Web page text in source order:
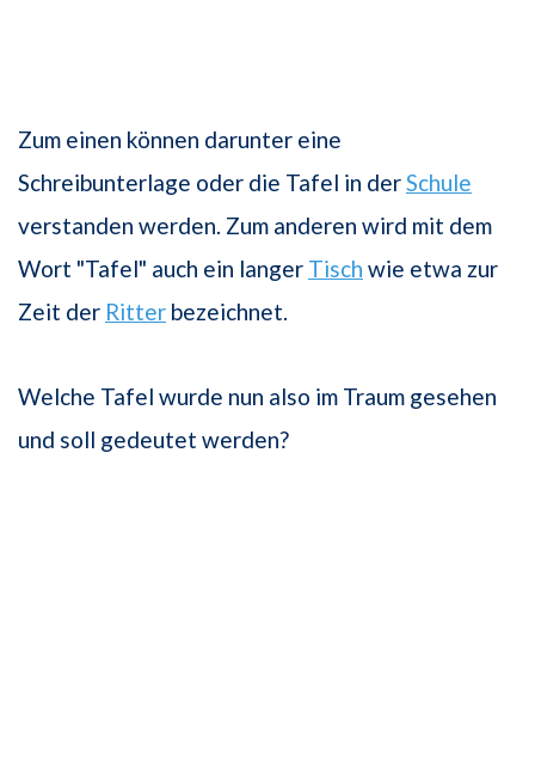
Zum einen können darunter eine
Schreibunterlage oder die Tafel in derSchule
verstanden werden. Zum anderen wird mit dem
Wort "Tafel" auch ein langer Tisch wie etwa zur
Zeit der Ritter bezeichnet.
Welche Tafel wurde nun also im Traum gesehen
und soll gedeutet werden?